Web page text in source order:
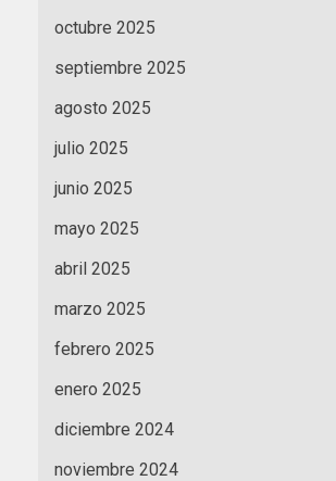
octubre 2025
septiembre 2025
agosto 2025
julio 2025
junio 2025
mayo 2025
abril 2025
marzo 2025
febrero 2025
enero 2025
diciembre 2024
noviembre 2024